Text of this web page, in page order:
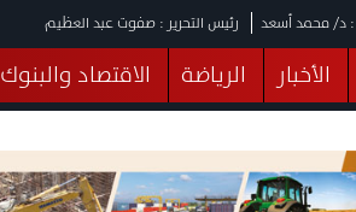
: د/ محمد أسعد رئيس التحرير : صفوت عبد العظيم
الأخبار الرياضة الاقتصاد والبنوك
البرلمان صحة الثقافة خدمات